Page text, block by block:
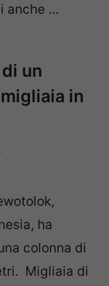
anche …
un
in
ha
colonna di
Migliaia di